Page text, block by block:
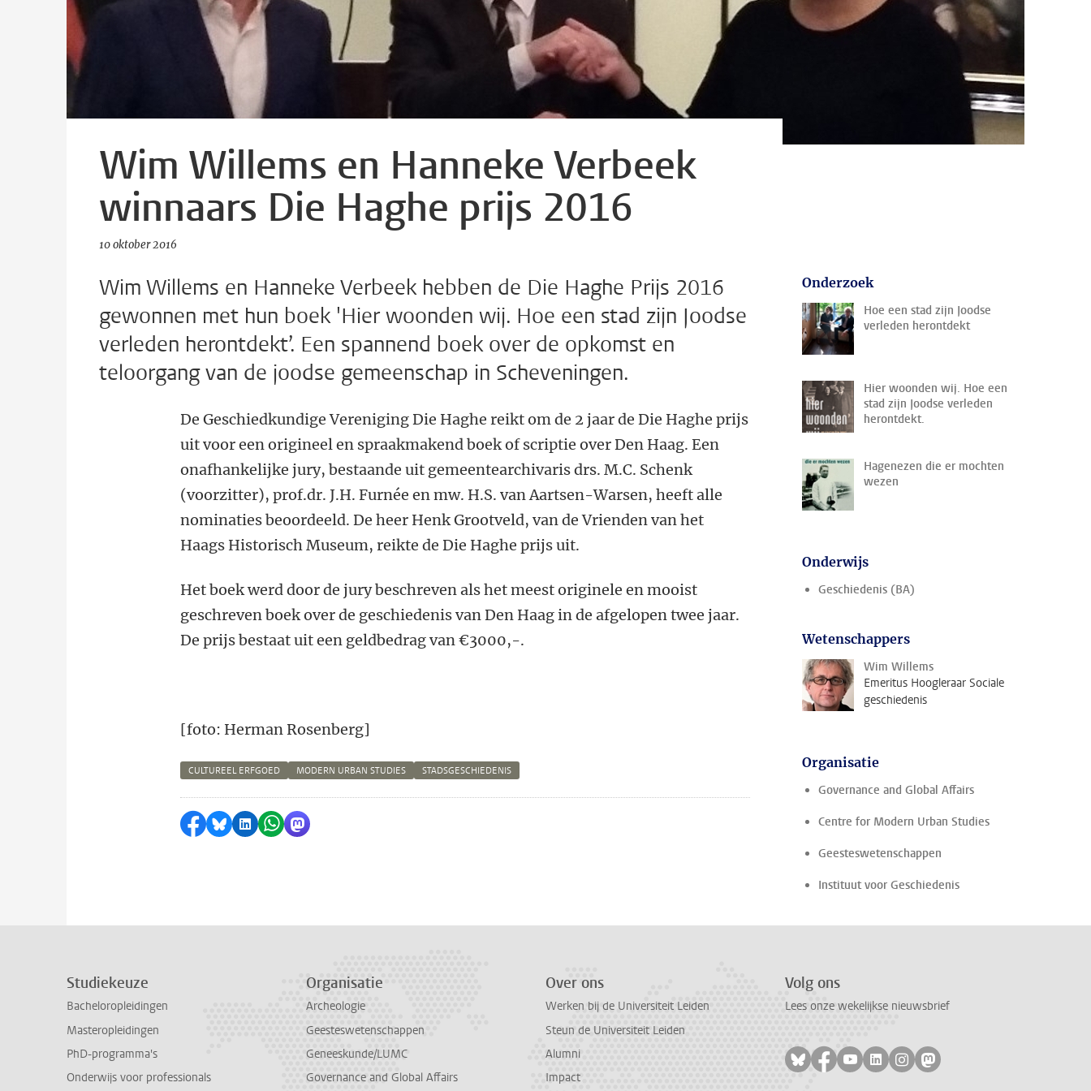
Wim Willems en Hanneke Verbeek
winnaars Die Haghe prijs 2016
10 oktober 2016
Wim Willems en Hanneke Verbeek hebben de Die Haghe Prijs 2016
gewonnen met hun boek 'Hier woonden wij. Hoe een stad zijn Joodse
verleden herontdekt’. Een spannend boek over de opkomst en
teloorgang van de joodse gemeenschap in Scheveningen.
De Geschiedkundige Vereniging Die Haghe reikt om de 2 jaar de Die Haghe prijs
uit voor een origineel en spraakmakend boek of scriptie over Den Haag. Een
onafhankelijke jury, bestaande uit gemeentearchivaris drs. M.C. Schenk
(voorzitter), prof.dr. J.H. Furnée en mw. H.S. van Aartsen-Warsen, heeft alle
nominaties beoordeeld. De heer Henk Grootveld, van de Vrienden van het
Haags Historisch Museum, reikte de Die Haghe prijs uit.
Het boek werd door de jury beschreven als het meest originele en mooist
geschreven boek over de geschiedenis van Den Haag in de afgelopen twee jaar.
De prijs bestaat uit een geldbedrag van €3000,-.
[foto: Herman Rosenberg]
CULTUREEL ERFGOED MODERN URBAN STUDIES STADSGESCHIEDENIS
Delen op Facebook
Delen via Bluesky
Delen op LinkedIn
Delen via WhatsApp
Delen via Mastodon
Onderzoek
Hoe een stad zijn Joodse
verleden herontdekt
Hier woonden wij. Hoe een
stad zijn Joodse verleden
herontdekt.
Hagenezen die er mochten
wezen
Onderwijs
Geschiedenis (BA)
Wetenschappers
Wim Willems
Emeritus Hoogleraar Sociale
geschiedenis
Organisatie
Governance and Global Affairs
Centre for Modern Urban Studies
Geesteswetenschappen
Instituut voor Geschiedenis
Studiekeuze
Bacheloropleidingen
Masteropleidingen
PhD-programma's
Onderwijs voor professionals
Organisatie
Archeologie
Geesteswetenschappen
Geneeskunde/LUMC
Governance and Global Affairs
Over ons
Werken bij de Universiteit Leiden
Steun de Universiteit Leiden
Alumni
Impact
Volg ons
Lees onze wekelijkse nieuwsbrief
Volg ons op bluesky
Volg ons op facebook
Volg ons op youtube
Volg ons op linkedin
Volg ons op instagram
Volg ons op mastodon